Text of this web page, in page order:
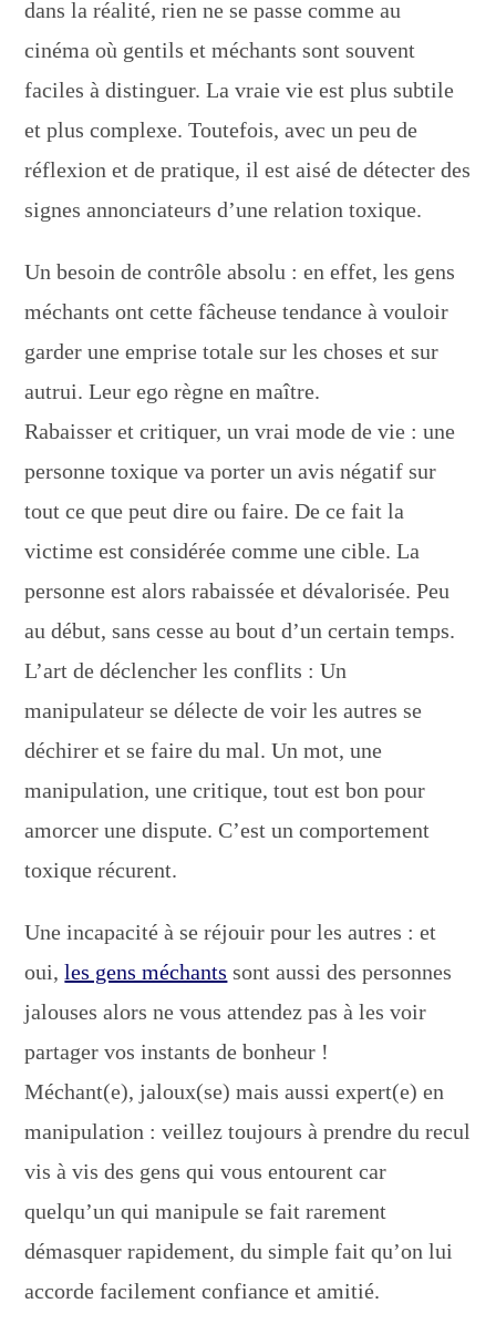
dans la réalité, rien ne se passe comme au
cinéma où gentils et méchants sont souvent
faciles à distinguer. La vraie vie est plus subtile
et plus complexe. Toutefois, avec un peu de
réflexion et de pratique, il est aisé de détecter des
signes annonciateurs d’une relation toxique.
Un besoin de contrôle absolu : en effet, les gens
méchants ont cette fâcheuse tendance à vouloir
garder une emprise totale sur les choses et sur
autrui. Leur ego règne en maître.
Rabaisser et critiquer, un vrai mode de vie : une
personne toxique va porter un avis négatif sur
tout ce que peut dire ou faire. De ce fait la
victime est considérée comme une cible. La
personne est alors rabaissée et dévalorisée. Peu
au début, sans cesse au bout d’un certain temps.
L’art de déclencher les conflits : Un
manipulateur se délecte de voir les autres se
déchirer et se faire du mal. Un mot, une
manipulation, une critique, tout est bon pour
amorcer une dispute. C’est un comportement
toxique récurent.
Une incapacité à se réjouir pour les autres : et
oui,les gens méchants sont aussi des personnes
jalouses alors ne vous attendez pas à les voir
partager vos instants de bonheur !
Méchant(e), jaloux(se) mais aussi expert(e) en
manipulation : veillez toujours à prendre du recul
vis à vis des gens qui vous entourent car
quelqu’un qui manipule se fait rarement
démasquer rapidement, du simple fait qu’on lui
accorde facilement confiance et amitié.